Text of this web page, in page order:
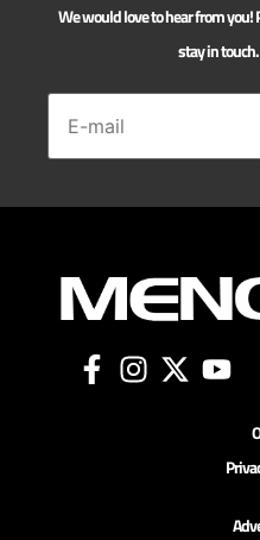
We would love to hear from
stay in